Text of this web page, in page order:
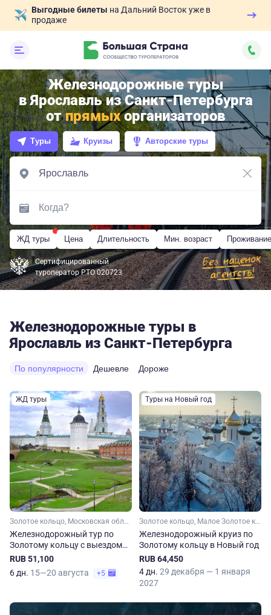
Выгодные билеты на Дальний Восток уже в
продаже
Железнодорожные туры
в Ярославль из Санкт-Петербурга
отпрямыхорганизаторов
Туры Круизы Авторские туры
ЖД туры Цена Длительность Мин. возраст Проживание
Сертифицированный
туроператор РТО 020723
Железнодорожные туры в
Ярославль из Санкт-Петербурга
По популярности Дешевле Дороже
ЖД туры
Золотое кольцо, Московская область, Владимирская область, Ярославская область, Костромская область, Малое Золотое кольцо
Железнодорожный тур по
Золотому кольцу с выездом
из Перми
RUB 51,100
6 дн. 15—20 августа +5
Туры на Новый год
Золотое кольцо, Малое Золотое кольцо, Ивановская область, Ярославская область, Владимирская область
Железнодорожный круиз по
Золотому кольцу в Новый год
RUB 64,450
4 дн. 29 декабря — 1 января
2027